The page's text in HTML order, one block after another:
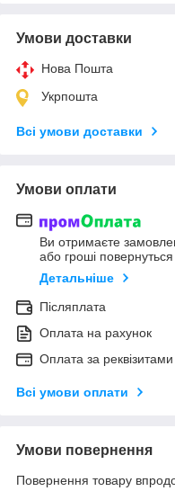
Умови доставки
Нова Пошта
Укрпошта
Всі умови доставки
Умови оплати
Ви отримаєте
або гроші
Детальніше
Післяплата
Оплата на рахунок
Оплата за
Всі умови оплати
Умови повернення
Повернення товару